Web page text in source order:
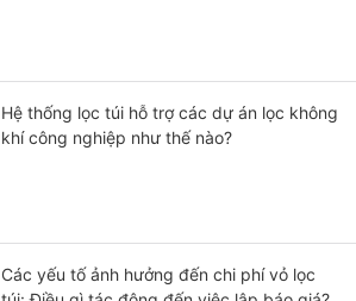
Hệ thống lọc túi hỗ trợ các dự án lọc không
khí công nghiệp như thế nào?
Các yếu tố ảnh hưởng đến chi phí vỏ lọc